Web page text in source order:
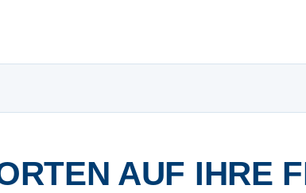
AUF IHRE